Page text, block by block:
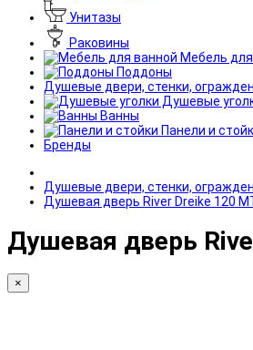
Унитазы
Раковины
Мебель
Поддоны
Душевые двери, стенки,
Душевые
Ванны
Панели и
Бренды
Душевые двери, стенки,
Душевая дверь River Dreike 120
Душевая дверь
×